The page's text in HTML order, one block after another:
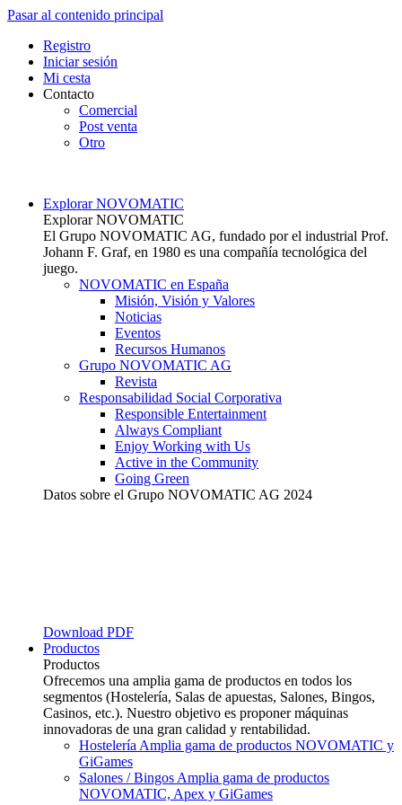
Pasar al contenido principal
Top
Registro
Iniciar sesión
Mi cesta
Contacto
Comercial
Post venta
Otro
Main navigation
Explorar NOVOMATIC
Explorar NOVOMATIC
El Grupo NOVOMATIC AG, fundado por el industrial Prof.
Johann F. Graf, en 1980 es una compañía tecnológica del
juego.
NOVOMATIC en España
Misión, Visión y Valores
Noticias
Eventos
Recursos Humanos
Grupo NOVOMATIC AG
Revista
Responsabilidad Social Corporativa
Responsible Entertainment
Always Compliant
Enjoy Working with Us
Active in the Community
Going Green
Datos sobre el Grupo NOVOMATIC AG 2024
Download PDF
Productos
Productos
Ofrecemos una amplia gama de productos en todos los
segmentos (Hostelería, Salas de apuestas, Salones, Bingos,
Casinos, etc.). Nuestro objetivo es proponer máquinas
innovadoras de una gran calidad y rentabilidad.
Hostelería Amplia gama de productos NOVOMATIC y
GiGames
Salones / Bingos Amplia gama de productos
NOVOMATIC, Apex y GiGames